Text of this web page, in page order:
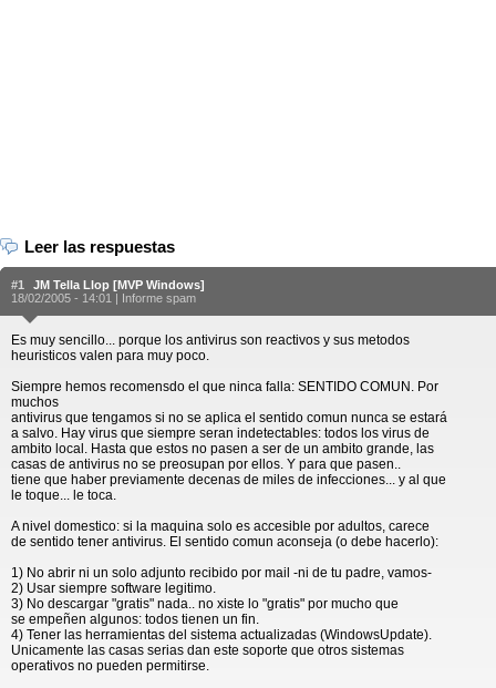
Leer las respuestas
#1
JM Tella Llop [MVP Windows]
18/02/2005 - 14:01 | Informe spam
Es muy sencillo... porque los antivirus son reactivos y sus metodos
heuristicos valen para muy poco.
Siempre hemos recomensdo el que ninca falla: SENTIDO COMUN. Por
muchos
antivirus que tengamos si no se aplica el sentido comun nunca se estará
a salvo. Hay virus que siempre seran indetectables: todos los virus de
ambito local. Hasta que estos no pasen a ser de un ambito grande, las
casas de antivirus no se preosupan por ellos. Y para que pasen..
tiene que haber previamente decenas de miles de infecciones... y al que
le toque... le toca.
A nivel domestico: si la maquina solo es accesible por adultos, carece
de sentido tener antivirus. El sentido comun aconseja (o debe hacerlo):
1) No abrir ni un solo adjunto recibido por mail -ni de tu padre, vamos-
2) Usar siempre software legitimo.
3) No descargar "gratis" nada.. no xiste lo "gratis" por mucho que
se empeñen algunos: todos tienen un fin.
4) Tener las herramientas del sistema actualizadas (WindowsUpdate).
Unicamente las casas serias dan este soporte que otros sistemas
operativos no pueden permitirse.